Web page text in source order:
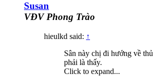
Susan
VĐV Phong Trào
hieulkd said: ↑
Sân này chị đi hướng về
phải là thấy.
Click to expand...